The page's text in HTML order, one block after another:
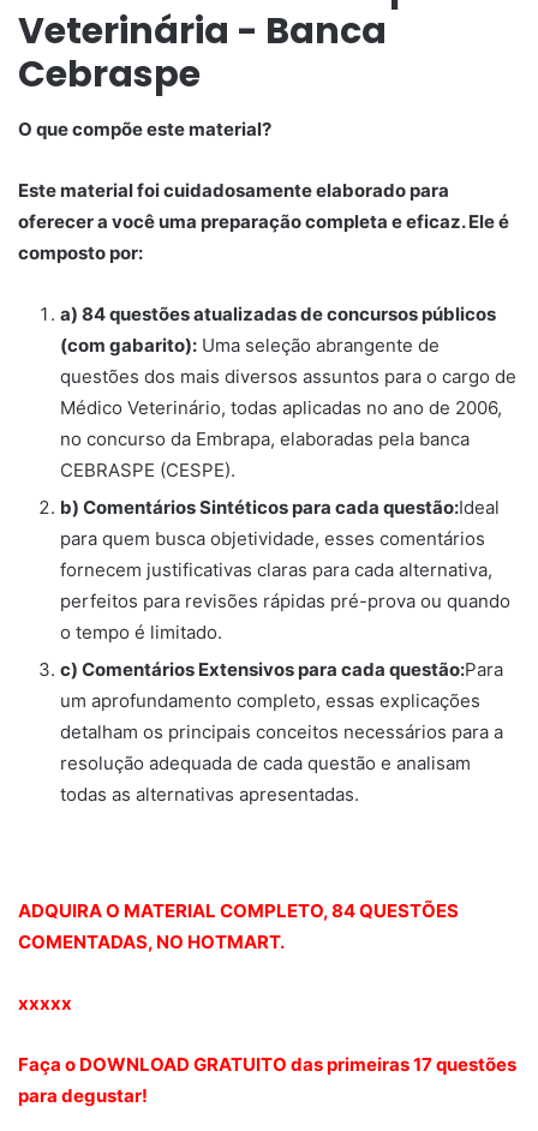
Veterinária - Banca
Cebraspe
O que compõe este material?
Este material foi cuidadosamente elaborado para
oferecer a você uma preparação completa e eficaz. Ele é
composto por:
a) 84 questões atualizadas de concursos públicos
(com gabarito): Uma seleção abrangente de
questões dos mais diversos assuntos para o cargo de
Médico Veterinário, todas aplicadas no ano de 2006,
no concurso da Embrapa, elaboradas pela banca
CEBRASPE (CESPE).
b) Comentários Sintéticos para cada questão:Ideal
para quem busca objetividade, esses comentários
fornecem justificativas claras para cada alternativa,
perfeitos para revisões rápidas pré-prova ou quando
o tempo é limitado.
c) Comentários Extensivos para cada questão:Para
um aprofundamento completo, essas explicações
detalham os principais conceitos necessários para a
resolução adequada de cada questão e analisam
todas as alternativas apresentadas.
ADQUIRA O MATERIAL COMPLETO, 84 QUESTÕES
COMENTADAS, NO HOTMART.
xxxxx
Faça o DOWNLOAD GRATUITO das primeiras 17 questões
para degustar!